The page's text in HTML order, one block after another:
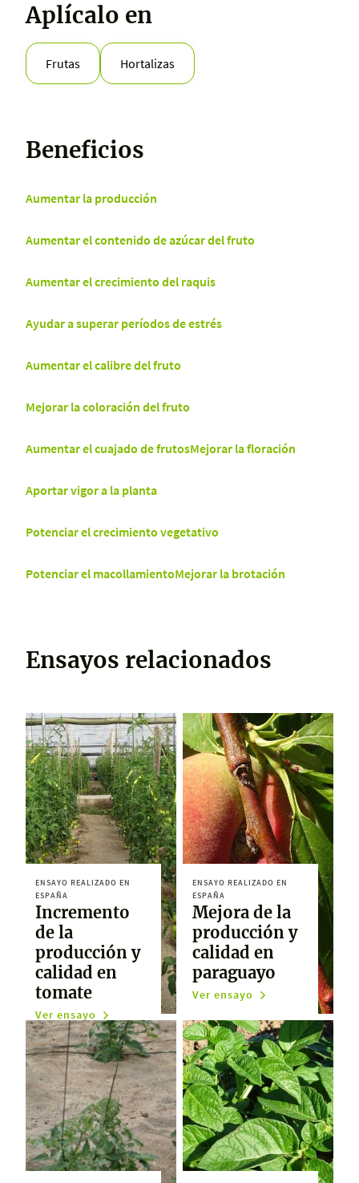
Aplícalo en
Frutas Hortalizas
Beneficios
Aumentar la producción
Aumentar el contenido de azúcar del fruto
Aumentar el crecimiento del raquis
Ayudar a superar períodos de estrés
Aumentar el calibre del fruto
Mejorar la coloración del fruto
Aumentar el cuajado de frutosMejorar la floración
Aportar vigor a la planta
Potenciar el crecimiento vegetativo
Potenciar el macollamientoMejorar la brotación
Ensayos relacionados
ENSAYO REALIZADO EN
ESPAÑA
Incremento
de la
producción y
calidad en
tomate
Ver ensayo
ENSAYO REALIZADO EN
ESPAÑA
Mejora de la
producción y
calidad en
paraguayo
Ver ensayo